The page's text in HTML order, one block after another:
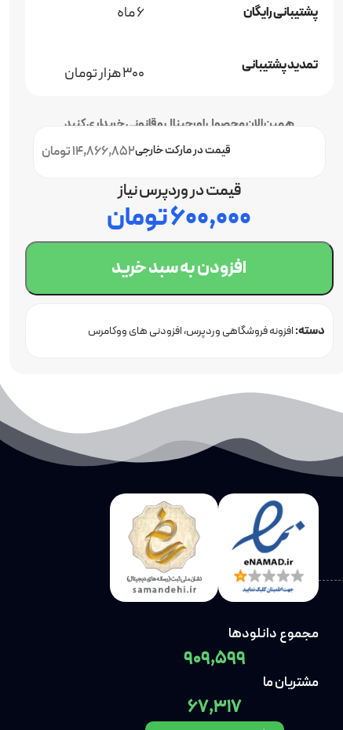
پشتیبانی رایگان 6 ماه
تمدید پشتیبانی 300 هزار تومان
همین الان محصول اورجینال و قانونی خریداری کنید
14,866,852 تومانقیمت در مارکت خارجی
قیمت در وردپرس نیاز
۶۰۰,۰۰۰تومان
افزودن به سبد خرید
دسته:افزونه فروشگاهی وردپرس افزودنی های ووکامرس
مجموع دانلودها
909,599
مشتریان ما
67,317